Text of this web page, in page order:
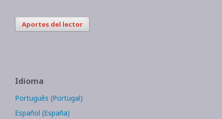
Aportes del lector
Idioma
Português (Portugal)
Español (España)